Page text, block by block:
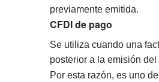
previamente emitida.
CFDI de pago
Se utiliza cuando una
posterior a la emisión
Por esta razón, es uno